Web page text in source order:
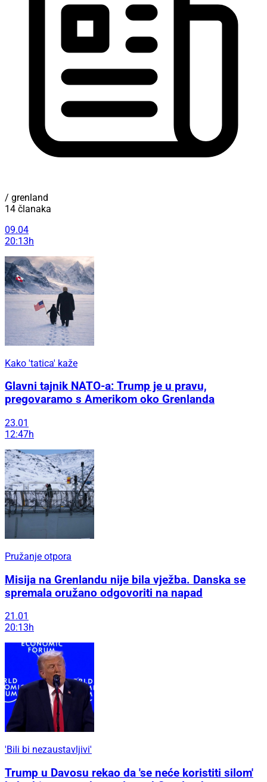
/ grenland
14 članaka
09.04
20:13h
Kako 'tatica' kaže
Glavni tajnik NATO-a: Trump je u pravu,
pregovaramo s Amerikom oko Grenlanda
23.01
12:47h
Pružanje otpora
Misija na Grenlandu nije bila vježba. Danska se
spremala oružano odgovoriti na napad
21.01
20:13h
'Bili bi nezaustavljivi'
Trump u Davosu rekao da 'se neće koristiti silom'